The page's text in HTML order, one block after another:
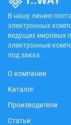
В нашу линию
электронных
ведущих мировых
электронные
под заказ.
О компании
Каталог
Производители
Статьи